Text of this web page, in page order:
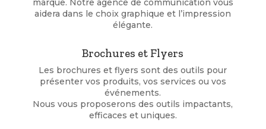
marque. Notre agence de communication vous
aidera dans le choix graphique et l’impression
élégante.
Brochures et Flyers
Les brochures et flyers sont des outils pour
présenter vos produits, vos services ou vos
événements.
Nous vous proposerons des outils impactants,
efficaces et uniques.